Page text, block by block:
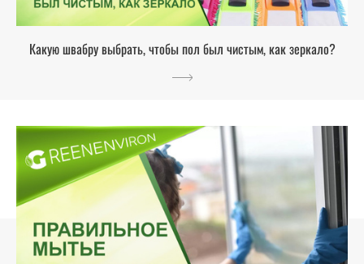
Какую швабру выбрать, чтобы пол был чистым, как зеркало?